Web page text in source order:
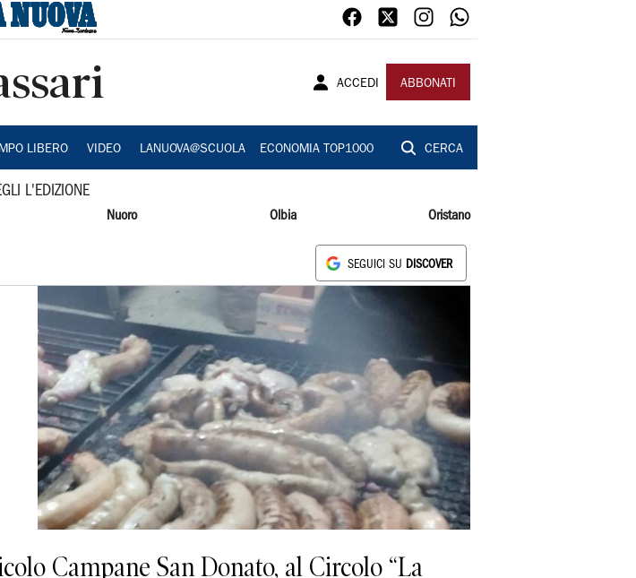
ACCEDI ABBONATI
LIBERO VIDEO LANUOVA@SCUOLA ECONOMIA TOP1000 CERCA
L'EDIZIONE
Nuoro Olbia Oristano
SEGUICI SU DISCOVER
Campane San Donato, al Circolo “La